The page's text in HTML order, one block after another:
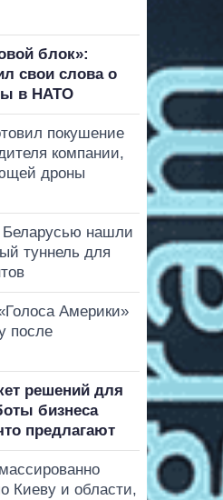
блок»:
свои слова о
в НАТО
покушение
компании,
дроны
нашли
туннель для
Америки»
после
решений для
бизнеса
предлагают
Киеву и области,